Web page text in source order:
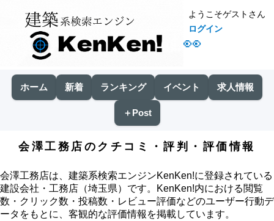
👀
ようこそゲストさん
ログイン
ホーム 新着 ランキング イベント 求人情報
＋Post
会澤工務店のクチコミ・評判・評価情報
会澤工務店は、建築系検索エンジンKenKen!に登録されている
建設会社・工務店（埼玉県）です。KenKen!内における閲覧
数・クリック数・投稿数・レビュー評価などのユーザー行動デ
ータをもとに、客観的な評価情報を掲載しています。